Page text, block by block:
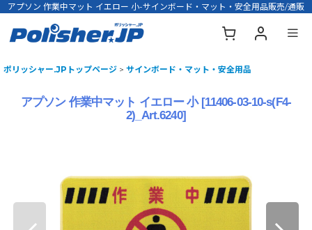
アプソン 作業中マット イエロー 小-サインボード・マット・安全用品販売/通販
ポリッシャー.JPトップページ > サインボード・マット・安全用品
アプソン 作業中マット イエロー 小 [11406-03-10-s(F4-
2)_Art.6240]